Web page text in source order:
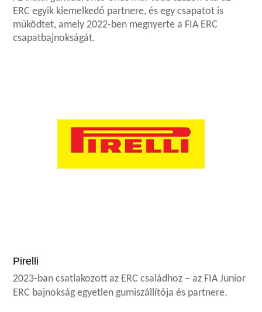
ERC egyik kiemelkedő partnere, és egy csapatot is
működtet, amely 2022-ben megnyerte a FIA ERC
csapatbajnokságát.
Pirelli
2023-ban csatlakozott az ERC családhoz – az FIA Junior
ERC bajnokság egyetlen gumiszállítója és partnere.